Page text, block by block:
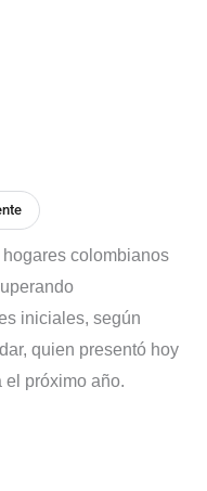
colombianos
iniciales, según
quien presentó hoy
el próximo año.